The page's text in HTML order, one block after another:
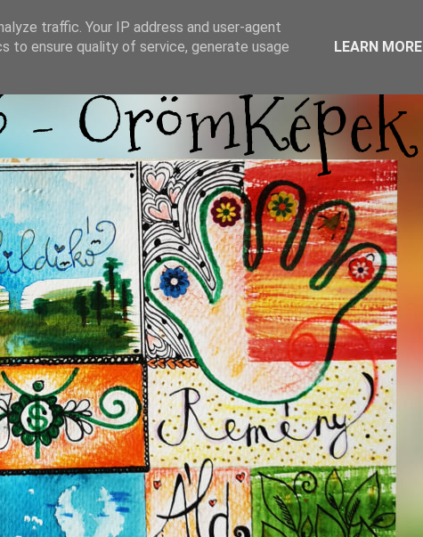
- ÖrömKépek
traffic. Your IP address and user-agent
to ensure quality of service, generate usage
LEARN MORE